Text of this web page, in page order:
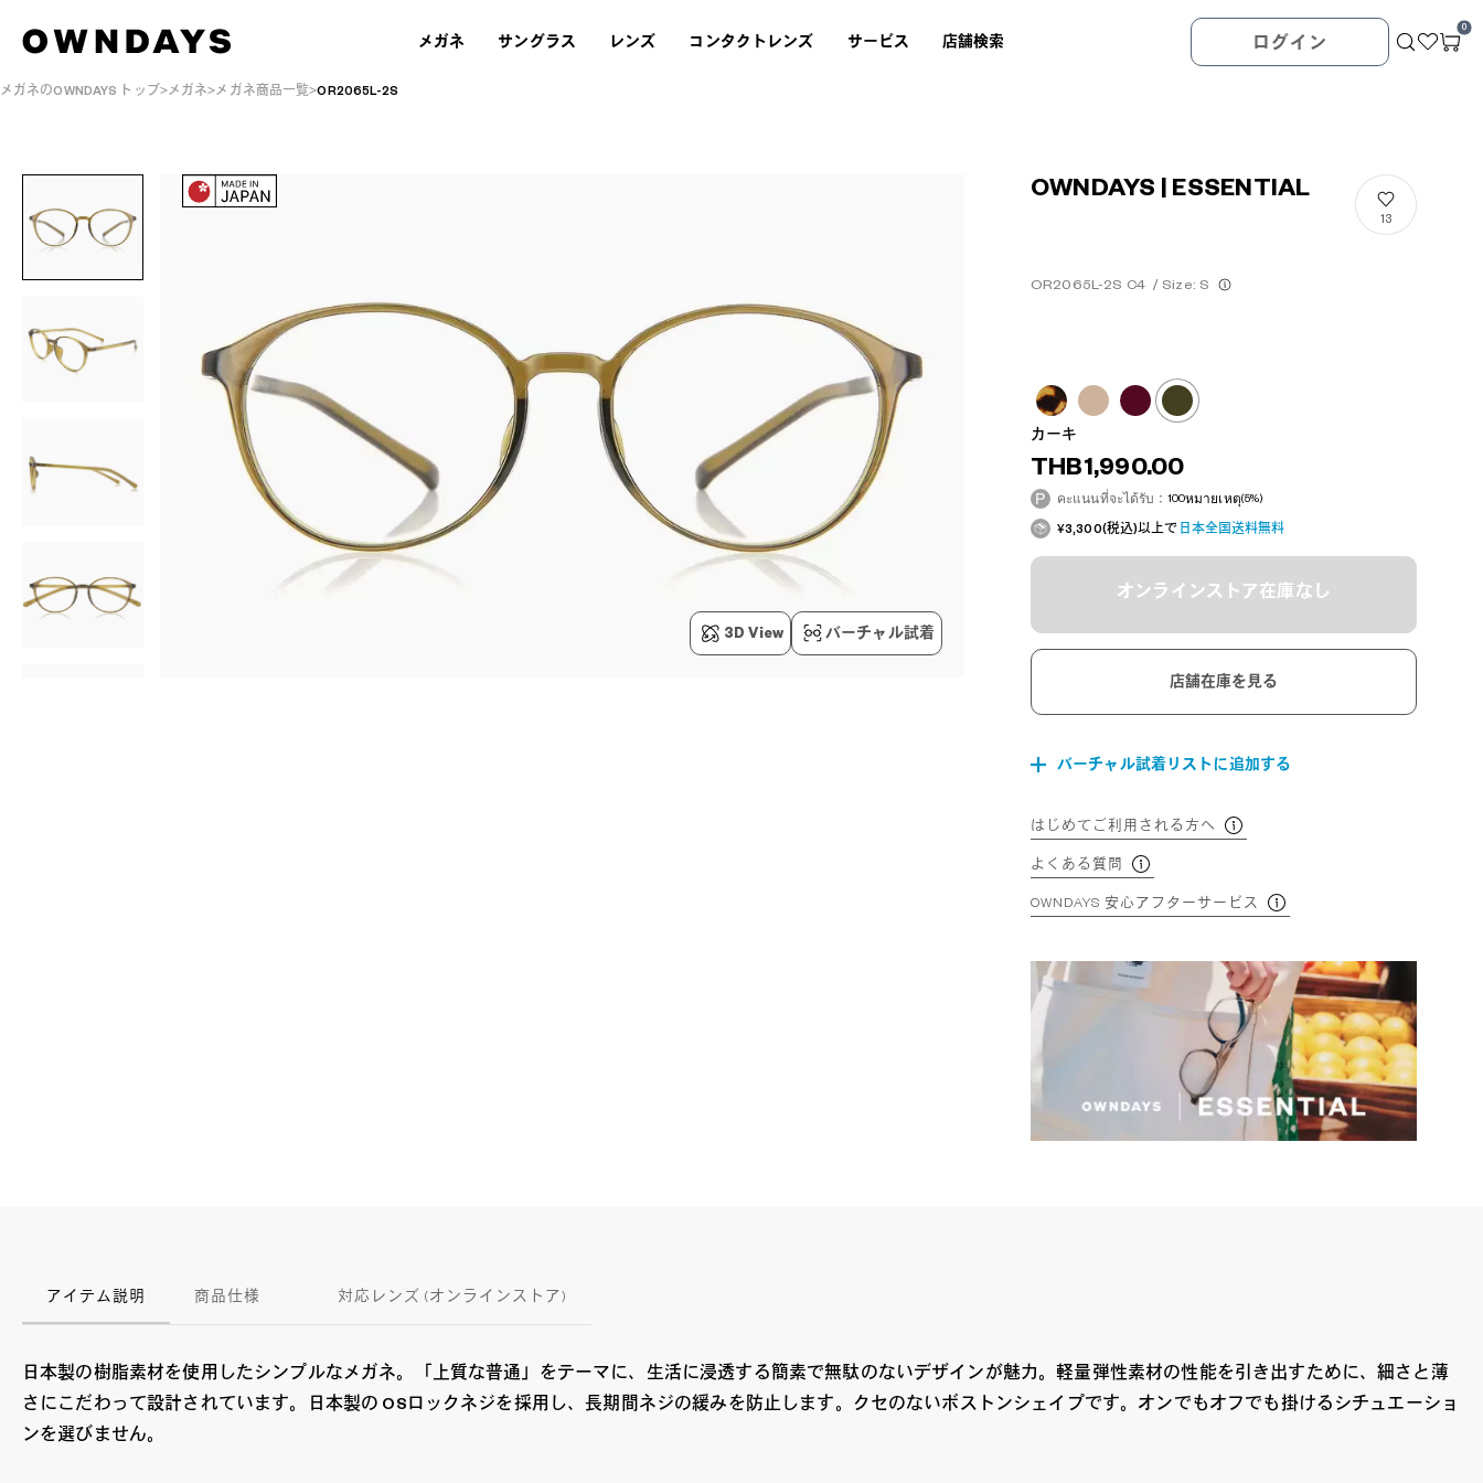
メガネ サングラス レンズ コンタクトレンズ サービス 店舗検索 ログイン
0
メガネのOWNDAYS トップ メガネ メガネ商品一覧 OR2065L-2S
3D View バーチャル試着
OWNDAYS | ESSENTIAL
OR2065L-2S C4 / Size: S
13
カーキ
THB1,990.00
คะแนนที่จะได้รับ：100หมายเหตุ(5%)
¥3,300(税込)以上で 日本全国送料無料
オンラインストア在庫なし
店舗在庫を見る
バーチャル試着リストに追加する
はじめてご利用される方へ
よくある質問
OWNDAYS 安心アフターサービス
アイテム説明 商品仕様 対応レンズ (オンラインストア)
日本製の樹脂素材を使用したシンプルなメガネ。「上質な普通」をテーマに、生活に浸透する簡素で無駄のないデザインが魅力。軽量弾性素材の性能を引き出すために、細さと薄
さにこだわって設計されています。日本製の OSロックネジを採用し、長期間ネジの緩みを防止します。クセのないボストンシェイプです。オンでもオフでも掛けるシチュエーショ
ンを選びません。